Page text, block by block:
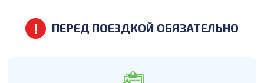
ПЕРЕД ПОЕЗДКОЙ ОБЯЗАТЕЛЬНО